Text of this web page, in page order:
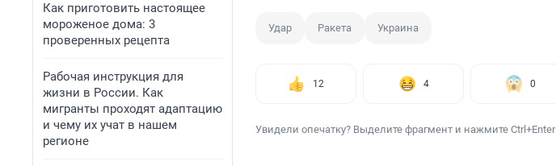
Как приготовить настоящее
мороженое дома: 3
проверенных рецепта
Рабочая инструкция для
жизни в России. Как
мигранты проходят адаптацию
и чему их учат в нашем
регионе
Удар Ракета Украина
12 4 0
Увидели опечатку? Выделите фрагмент и нажмите Ctrl+Enter